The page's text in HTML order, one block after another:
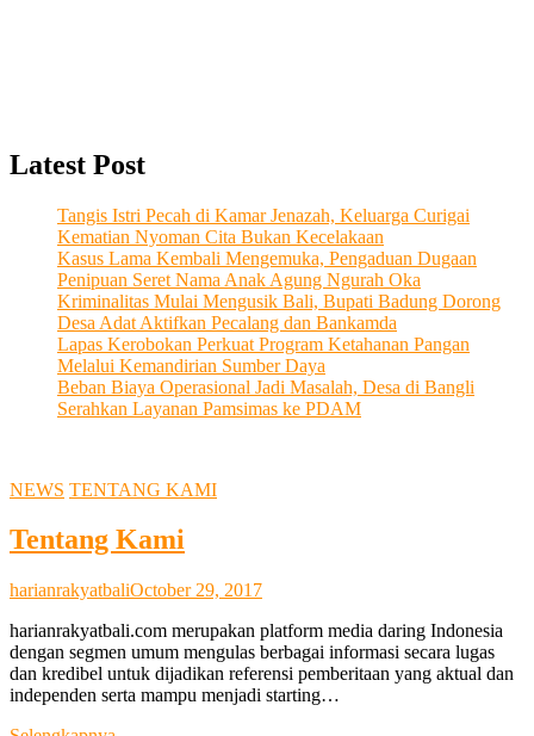
Latest Post
Tangis Istri Pecah di Kamar Jenazah, Keluarga Curigai
Kematian Nyoman Cita Bukan Kecelakaan
Kasus Lama Kembali Mengemuka, Pengaduan Dugaan
Penipuan Seret Nama Anak Agung Ngurah Oka
Kriminalitas Mulai Mengusik Bali, Bupati Badung Dorong
Desa Adat Aktifkan Pecalang dan Bankamda
Lapas Kerobokan Perkuat Program Ketahanan Pangan
Melalui Kemandirian Sumber Daya
Beban Biaya Operasional Jadi Masalah, Desa di Bangli
Serahkan Layanan Pamsimas ke PDAM
NEWS TENTANG KAMI
Tentang Kami
harianrakyatbaliOctober 29, 2017
harianrakyatbali.com merupakan platform media daring Indonesia
dengan segmen umum mengulas berbagai informasi secara lugas
dan kredibel untuk dijadikan referensi pemberitaan yang aktual dan
independen serta mampu menjadi starting…